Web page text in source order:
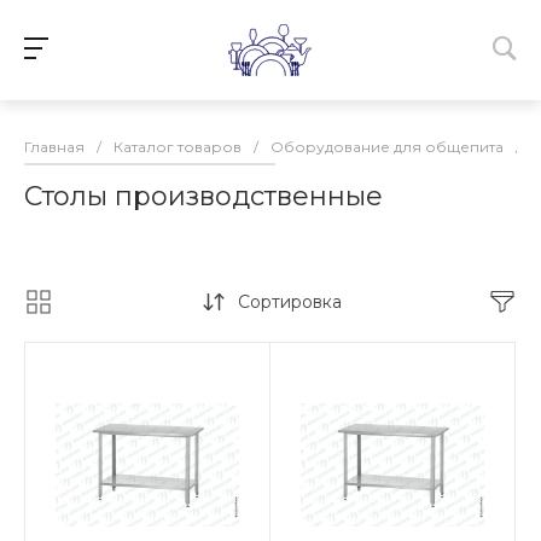
Главная / Каталог товаров / Оборудование для общепита /
Столы производственные
Сортировка